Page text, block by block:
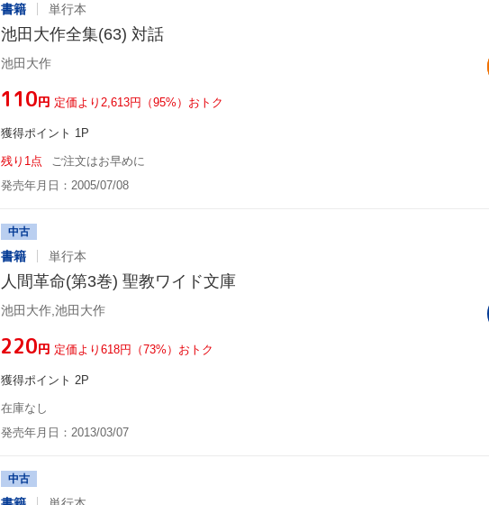
書籍 単行本
池田大作全集(63) 対話
池田大作
¥110円 定価より2,613円（95%）おトク
獲得ポイント 1P
残り1点
ご注文はお早めに
発売年月日：2005/07/08
中古
書籍 単行本
人間革命(第3巻) 聖教ワイド文庫
池田大作,池田大作
¥220円 定価より618円（73%）おトク
獲得ポイント 2P
在庫なし
発売年月日：2013/03/07
中古